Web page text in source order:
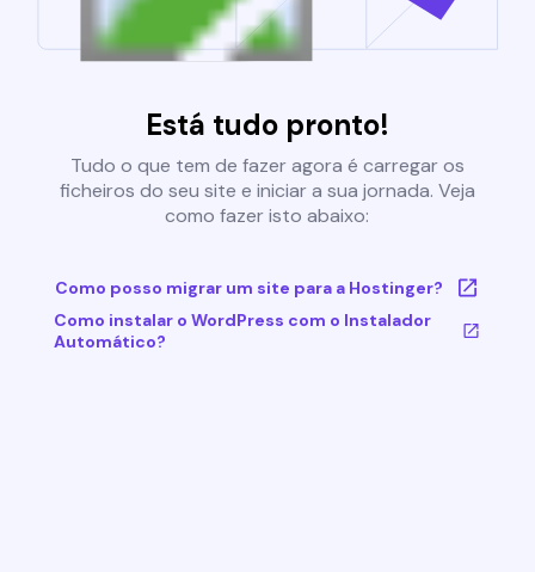
Está tudo pronto!
Tudo o que tem de fazer agora é carregar os
ficheiros do seu site e iniciar a sua jornada. Veja
como fazer isto abaixo:
Como posso migrar um site para a Hostinger?
Como instalar o WordPress com o Instalador
Automático?